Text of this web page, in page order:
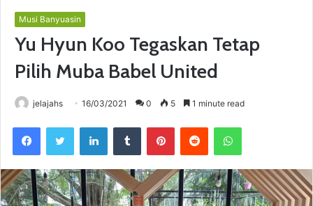
Musi Banyuasin
Yu Hyun Koo Tegaskan Tetap
Pilih Muba Babel United
jelajahs 16/03/2021 0 5 1 minute read